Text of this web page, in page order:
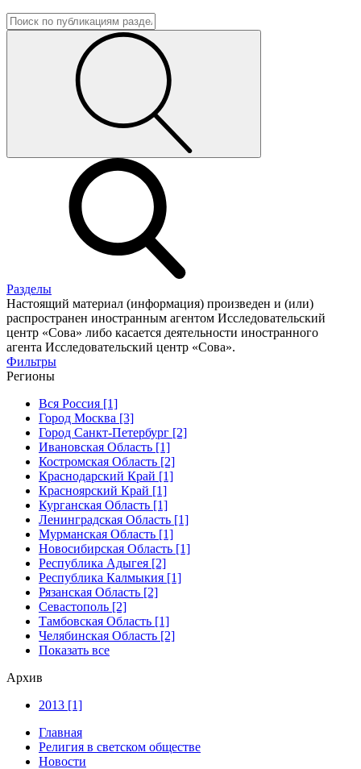
Разделы
Настоящий материал (информация) произведен и (или)
распространен иностранным агентом Исследовательский
центр «Сова» либо касается деятельности иностранного
агента Исследовательский центр «Сова».
Фильтры
Регионы
Вся Россия [1]
Город Москва [3]
Город Санкт-Петербург [2]
Ивановская Область [1]
Костромская Область [2]
Краснодарский Край [1]
Красноярский Край [1]
Курганская Область [1]
Ленинградская Область [1]
Мурманская Область [1]
Новосибирская Область [1]
Республика Адыгея [2]
Республика Калмыкия [1]
Рязанская Область [2]
Севастополь [2]
Тамбовская Область [1]
Челябинская Область [2]
Показать все
Архив
2013 [1]
Главная
Религия в светском обществе
Новости